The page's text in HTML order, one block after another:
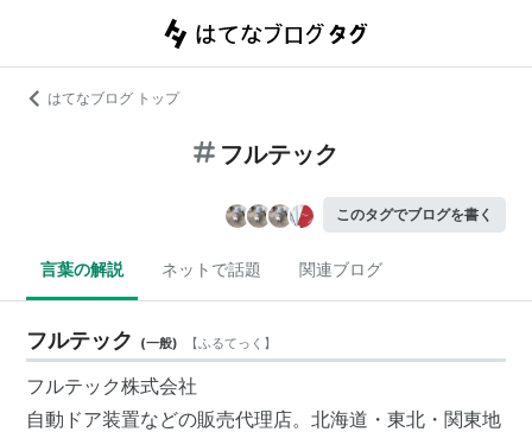
はてなブログ トップ
フルテック
このタグでブログを書く
言葉の解説 ネットで話題 関連ブログ
フルテック (一般) 【ふるてっく 】
フルテック株式会社
自動ドア装置などの販売代理店。北海道・東北・関東地